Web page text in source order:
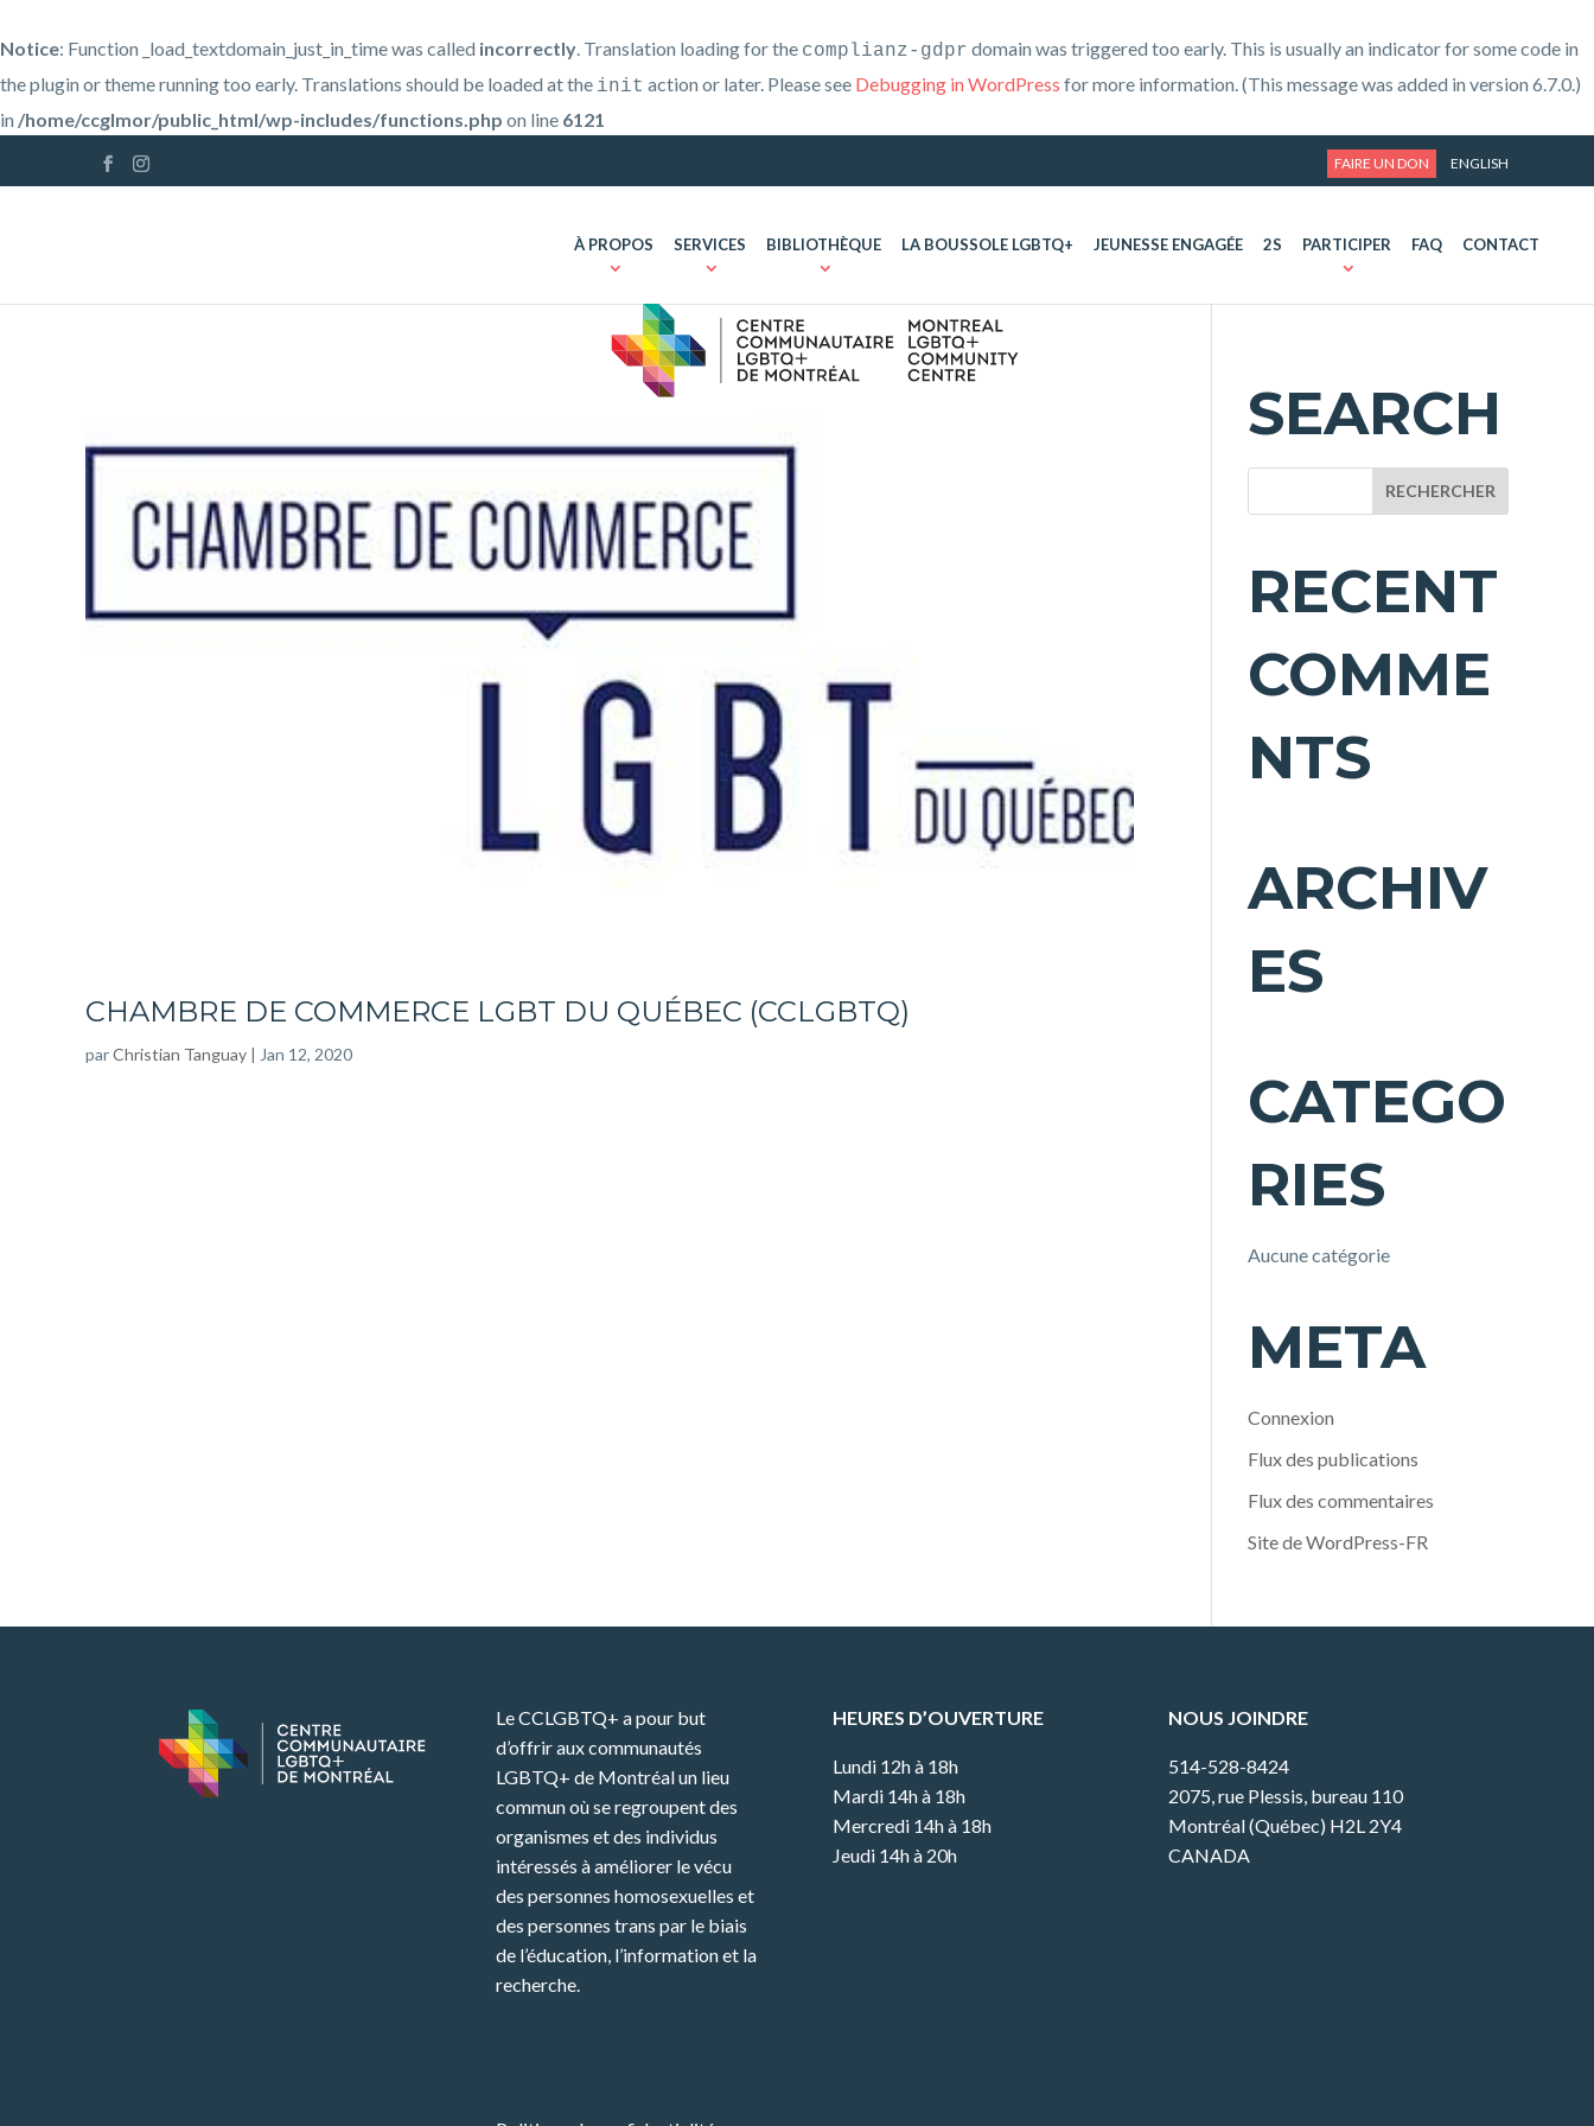
Notice: Function _load_textdomain_just_in_time was called incorrectly. Translation loading for the complianz-gdpr domain was triggered too early. This is usually an indicator for some code in
the plugin or theme running too early. Translations should be loaded at the init action or later. Please see Debugging in WordPress for more information. (This message was added in version 6.7.0.)
in /home/ccglmor/public_html/wp-includes/functions.php on line 6121
FAIRE UN DON ENGLISH
À PROPOS SERVICES BIBLIOTHÈQUE LA BOUSSOLE LGBTQ+ JEUNESSE ENGAGÉE 2S PARTICIPER FAQ CONTACT
CHAMBRE DE COMMERCE LGBT DU QUÉBEC (CCLGBTQ)
parChristian Tanguay | Jan 12, 2020
SEARCH
RECENT
COMME
NTS
ARCHIV
ES
CATEGO
RIES
Aucune catégorie
META
Connexion
Flux des publications
Flux des commentaires
Site de WordPress-FR
Le CCLGBTQ+ a pour but
d’offrir aux communautés
LGBTQ+ de Montréal un lieu
commun où se regroupent des
organismes et des individus
intéressés à améliorer le vécu
des personnes homosexuelles et
des personnes trans par le biais
de l’éducation, l’information et la
recherche.
HEURES D’OUVERTURE
Lundi 12h à 18h
Mardi 14h à 18h
Mercredi 14h à 18h
Jeudi 14h à 20h
NOUS JOINDRE
514-528-8424
2075, rue Plessis, bureau 110
Montréal (Québec) H2L 2Y4
CANADA